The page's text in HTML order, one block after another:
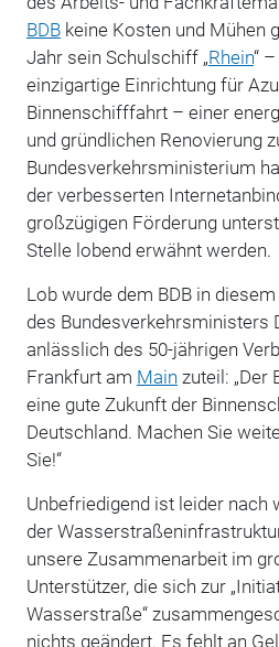
BDBkeine Kosten und Mühen
Jahr sein Schulschiff „Rhein“
einzigartige Einrichtung für
Binnenschifffahrt – einer
und gründlichen Renovierung
Bundesverkehrsministerium
der verbesserten
großzügigen Förderung
Stelle lobend erwähnt werden.
Lob wurde dem BDB in
des Bundesverkehrsministers
anlässlich des 50-jährigen
Frankfurt am Main zuteil: „Der
eine gute Zukunft der
Deutschland. Machen Sie
Sie!“
Unbefriedigend ist leider nach
der
unsere Zusammenarbeit im
Unterstützer, die sich zur
Wasserstraße“
nichts geändert. Es fehlt an